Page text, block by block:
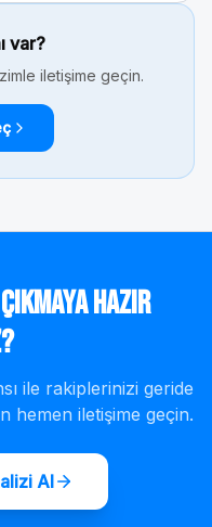
var?
iletişime geçin.
Hazır
ile rakiplerinizi geride
hemen iletişime geçin.
Al